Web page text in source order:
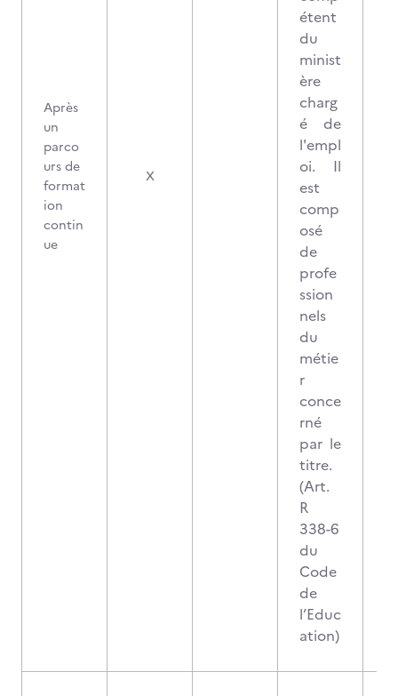
Après
un
parco
urs de
format
ion
contin
ue
X
étent
du
minist
ère
charg
é de
l'empl
oi. Il
est
comp
osé
de
profe
ssion
nels
du
métie
r
conce
rné
par le
titre.
(Art.
R
338-6
du
Code
de
l’Educ
ation)